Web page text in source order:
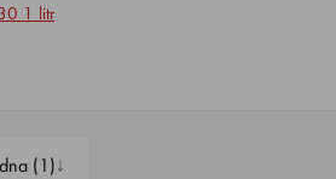
1 litr
(1)↓